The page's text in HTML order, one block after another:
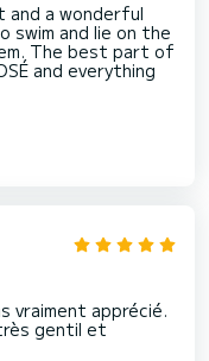
and a wonderful
swim and lie on the
The best part of
and everything
vraiment apprécié.
gentil et